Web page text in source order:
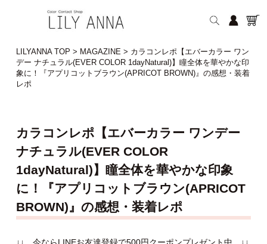
LILYANNA TOP > MAGAZINE> カラコンレポ【エバーカラー ワン
デー ナチュラル(EVER COLOR 1dayNatural)】瞳全体を華やかな印
象に！『アプリコットブラウン(APRICOT BROWN)』の感想・装着
レポ
カラコンレポ【エバーカラー ワンデー
ナチュラル(EVER COLOR
1dayNatural)】瞳全体を華やかな印象
に！『アプリコットブラウン(APRICOT
BROWN)』の感想・装着レポ